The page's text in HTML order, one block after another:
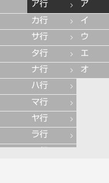
ア行
カ行
サ行
タ行
ナ行
ハ行
マ行
ヤ行
ラ行
ア
イ
ウ
エ
オ